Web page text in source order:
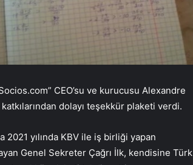
CEO’su ve kurucusu Alexandre
dolayı teşekkür plaketi verdi.
yılında KBV ile iş birliği yapan
Genel Sekreter Çağrı İlk, kendisine Türk